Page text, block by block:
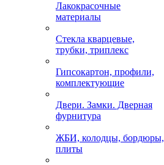
Лакокрасочные
материалы
Стекла кварцевые,
трубки, триплекс
Гипсокартон, профили,
комплектующие
Двери. Замки. Дверная
фурнитура
ЖБИ, колодцы, бордюры,
плиты